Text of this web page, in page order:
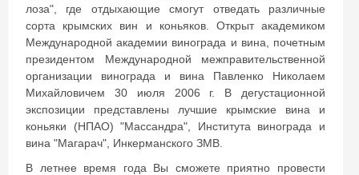
лоза", где отдыхающие смогут отведать различные
сорта крымских вин и коньяков. Открыт академиком
Международной академии винограда и вина, почетным
президентом Международной межправительственной
организации винограда и вина Павленко Николаем
Михайловичем 30 июля 2006 г. В дегустационной
экспозиции представлены лучшие крымские вина и
коньяки (НПАО) "Массандра", Института винограда и
вина "Магарач", Инкерманского ЗМВ.
В летнее время года Вы сможете приятно провести